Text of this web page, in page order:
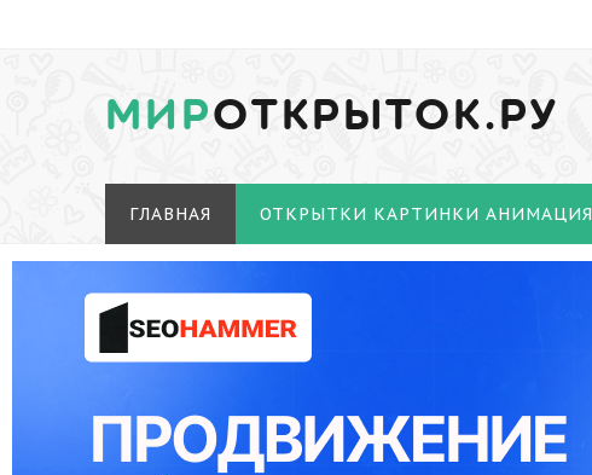
МИРОТКРЫТОК.РУ
ГЛАВНАЯ ОТКРЫТКИ КАРТИНКИ АНИМАЦИЯ